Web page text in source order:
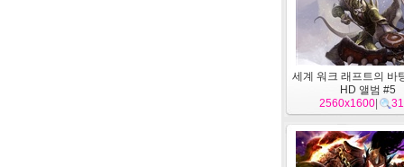
세계 워크 래프트의 바
HD 앨범 #5
2560x1600